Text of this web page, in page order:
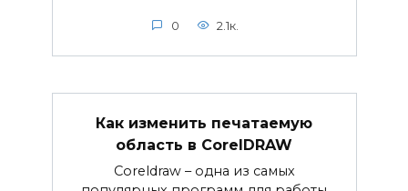
0 2.1к.
Как изменить печатаемую
область в CorelDRAW
Coreldraw – одна из самых